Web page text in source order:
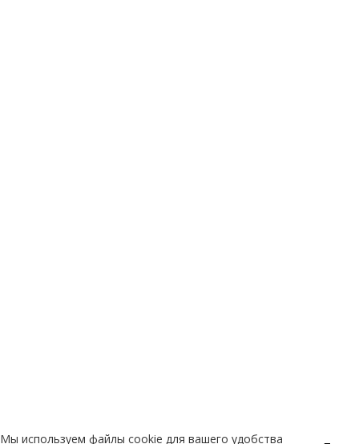
Мы используем файлы cookie для вашего удобства